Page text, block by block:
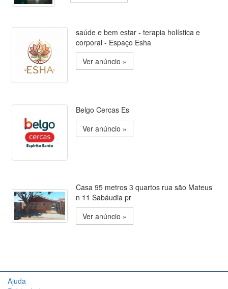
saúde e bem estar - terapia holística e
corporal - Espaço Esha
Ver anúncio »
Belgo Cercas Es
Ver anúncio »
Casa 95 metros 3 quartos rua são Mateus
n 11 Sabáudia pr
Ver anúncio »
Ajuda